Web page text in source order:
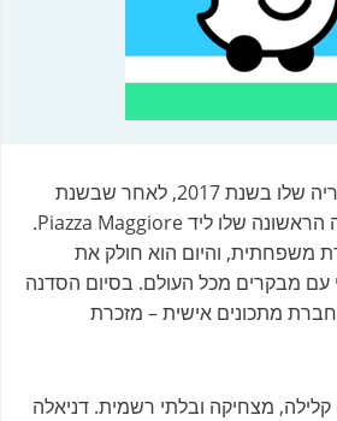
דניאלה פתח את הדרוגריה שלו בשנת 2017, לאחר שבשנת
2005 הקים את הטברנה הראשונה שלו ליד Piazza Maggiore.
משפחתית, והיום הוא חולק את
עם מבקרים מכל העולם. בסיום הסדנה
מתכונים אישית – מזכרת
מצחיקה ובלתי רשמית. דניאלה